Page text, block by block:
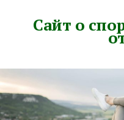
Сайт о